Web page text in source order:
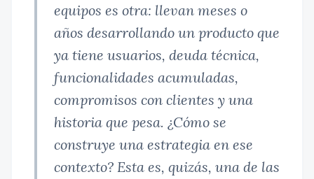
equipos es otra: llevan meses o
años desarrollando un producto que
ya tiene usuarios, deuda técnica,
funcionalidades acumuladas,
compromisos con clientes y una
historia que pesa. ¿Cómo se
construye una estrategia en ese
contexto? Esta es, quizás, una de las